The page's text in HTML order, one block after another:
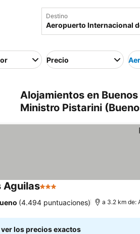
Destino
Precio
Alojamientos en
Ministro Pistarini
Aguilas3 Estrellas
(4.494 puntuaciones) a 3.2 km de:
los precios exactos